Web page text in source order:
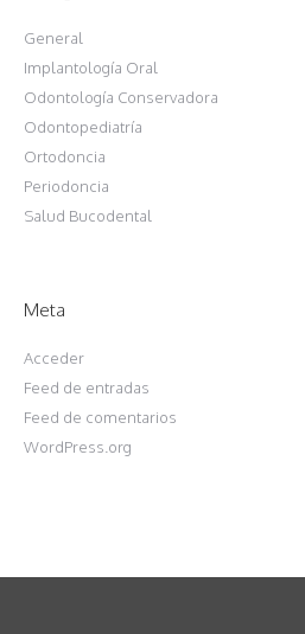
General
Implantología Oral
Odontología Conservadora
Odontopediatría
Ortodoncia
Periodoncia
Salud Bucodental
Meta
Acceder
Feed de entradas
Feed de comentarios
WordPress.org